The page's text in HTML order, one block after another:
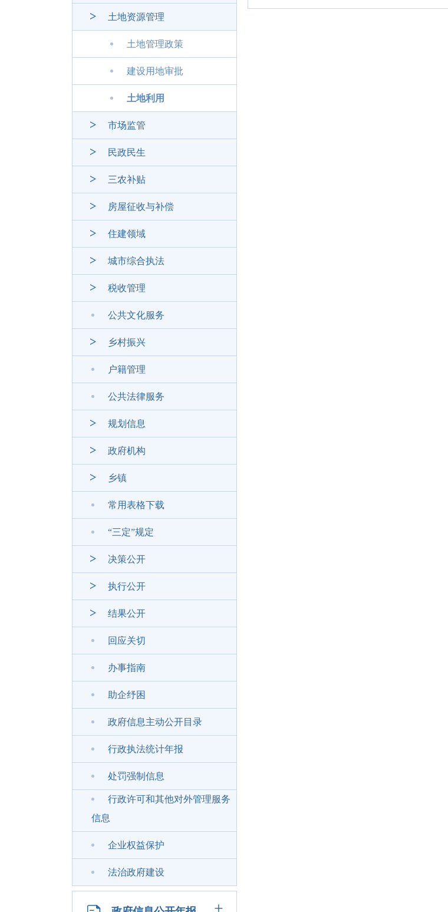
土地资源管理
土地管理政策
建设用地审批
土地利用
市场监管
民政民生
三农补贴
房屋征收与补偿
住建领域
城市综合执法
税收管理
公共文化服务
乡村振兴
户籍管理
公共法律服务
规划信息
政府机构
乡镇
常用表格下载
“三定”规定
决策公开
执行公开
结果公开
回应关切
办事指南
助企纾困
政府信息主动公开目录
行政执法统计年报
处罚强制信息
行政许可和其他对外管理服务
信息
企业权益保护
法治政府建设
+